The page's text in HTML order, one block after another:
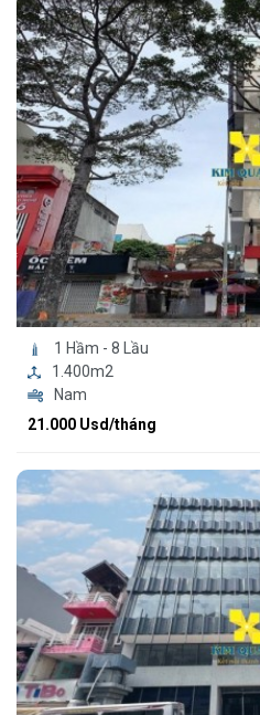
1 Hầm - 8 Lầu
1.400m2
Nam
21.000 Usd/tháng